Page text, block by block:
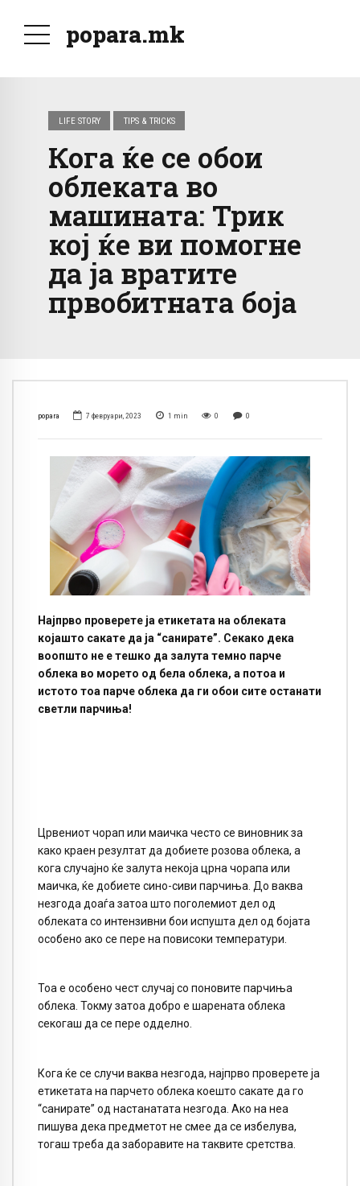
popara.mk
LIFE STORY TIPS & TRICKS
Кога ќе се обои
облеката во
машината: Трик
кој ќе ви помогне
да ја вратите
првобитната боја
popara 7 февруари, 2023 1 min 0 0
Најпрво проверете ја етикетата на облеката
којашто сакате да ја “санирате”. Секако дека
воопшто не е тешко да залута темно парче
облека во морето од бела облека, а потоа и
истото тоа парче облека да ги обои сите останати
светли парчиња!
Црвениот чорап или маичка често се виновник за
како краен резултат да добиете розова облека, а
кога случајно ќе залута некоја црна чорапа или
маичка, ќе добиете сино-сиви парчиња. До ваква
незгода доаѓа затоа што поголемиот дел од
облеката со интензивни бои испушта дел од бојата
особено ако се пере на повисоки температури.
Тоа е особено чест случај со поновите парчиња
облека. Токму затоа добро е шарената облека
секогаш да се пере одделно.
Кога ќе се случи ваква незгода, најпрво проверете ја
етикетата на парчето облека коешто сакате да го
“санирате” од настанатата незгода. Ако на неа
пишува дека предметот не смее да се избелува,
тогаш треба да заборавите на таквите сретства.